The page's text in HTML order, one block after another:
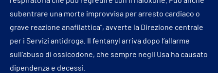
subentrare una morte improvvisa per arresto cardiaco o
grave reazione anafilattica”, avverte la Direzione centrale
per i Servizi antidroga. Il fentanyl arriva dopo l’allarme
sull’abuso di ossicodone, che sempre negli Usa ha causato
dipendenza e decessi.